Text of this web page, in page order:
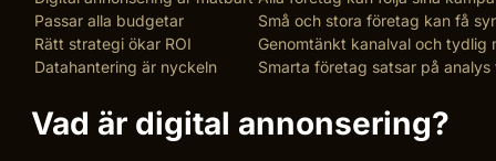
Passar alla budgetar
Små och stora företag kan få
Rätt strategi ökar ROI
Genomtänkt kanalval och tydlig
Datahantering är nyckeln
Smarta företag satsar på
Vad är digital annonsering?